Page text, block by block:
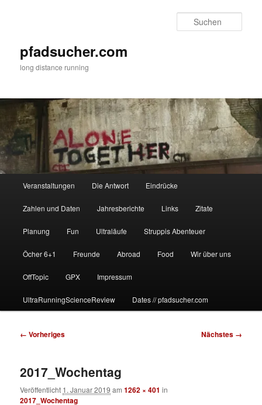
pfadsucher.com
long distance running
Veranstaltungen Die Antwort Eindrücke
Zahlen und Daten Jahresberichte Links Zitate
Planung Fun Ultraläufe Struppis Abenteuer
Öcher 6+1 Freunde Abroad Food Wir über uns
OffTopic GPX Impressum
UltraRunningScienceReview Dates // pfadsucher.com
Bilder-
← Vorheriges Nächstes →
2017_Wochentag
Veröffentlicht 1. Januar 2019 am1262 × 401 in
2017_Wochentag